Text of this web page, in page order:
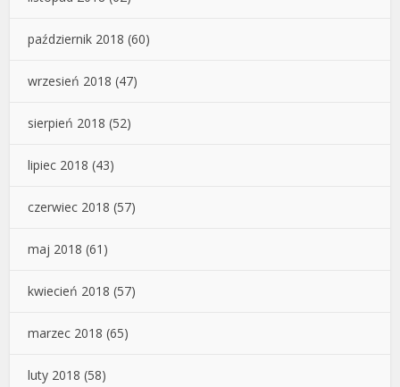
październik 2018 (60)
wrzesień 2018 (47)
sierpień 2018 (52)
lipiec 2018 (43)
czerwiec 2018 (57)
maj 2018 (61)
kwiecień 2018 (57)
marzec 2018 (65)
luty 2018 (58)